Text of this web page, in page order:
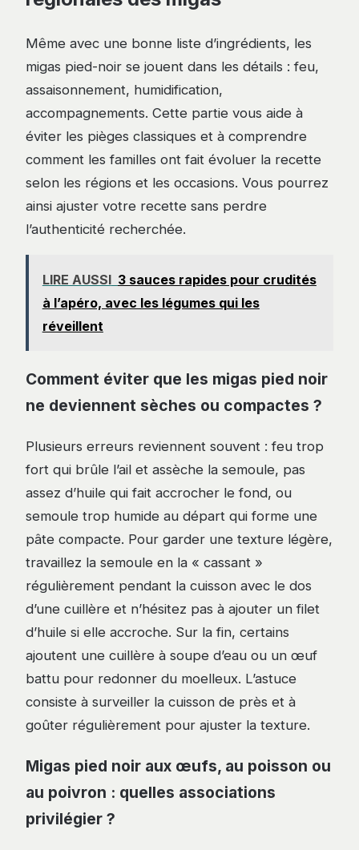
Même avec une bonne liste d’ingrédients, les
migas pied-noir se jouent dans les détails : feu,
assaisonnement, humidification,
accompagnements. Cette partie vous aide à
éviter les pièges classiques et à comprendre
comment les familles ont fait évoluer la recette
selon les régions et les occasions. Vous pourrez
ainsi ajuster votre recette sans perdre
l’authenticité recherchée.
LIRE AUSSI 3 sauces rapides pour crudités
à l’apéro, avec les légumes qui les
réveillent
Comment éviter que les migas pied noir
ne deviennent sèches ou compactes ?
Plusieurs erreurs reviennent souvent : feu trop
fort qui brûle l’ail et assèche la semoule, pas
assez d’huile qui fait accrocher le fond, ou
semoule trop humide au départ qui forme une
pâte compacte. Pour garder une texture légère,
travaillez la semoule en la « cassant »
régulièrement pendant la cuisson avec le dos
d’une cuillère et n’hésitez pas à ajouter un filet
d’huile si elle accroche. Sur la fin, certains
ajoutent une cuillère à soupe d’eau ou un œuf
battu pour redonner du moelleux. L’astuce
consiste à surveiller la cuisson de près et à
goûter régulièrement pour ajuster la texture.
Migas pied noir aux œufs, au poisson ou
au poivron : quelles associations
privilégier ?